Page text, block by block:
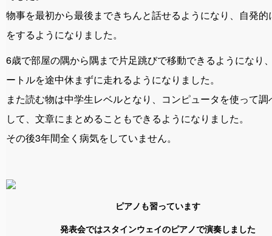
物事を最初から最後まできちんと話せるようになり、自発的
をするようになりました。
6歳で部屋の隅から隅まで片足跳びで移動できるようになり
ートルを途中休まずに走れるようになりました。
また読む物は中学生レベルとなり、コンピュータを使って調
して、文章にまとめることもできるようになりました。
その後3年間全く病気をしていません。
ピアノも習っています
発表会ではスタインウェイのピアノで演奏しました